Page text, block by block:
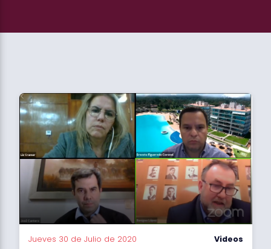
Jueves 30 de Julio de 2020 Videos